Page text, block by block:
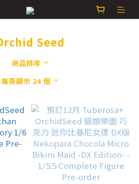
Seed
商品排序
每頁顯示 24 個